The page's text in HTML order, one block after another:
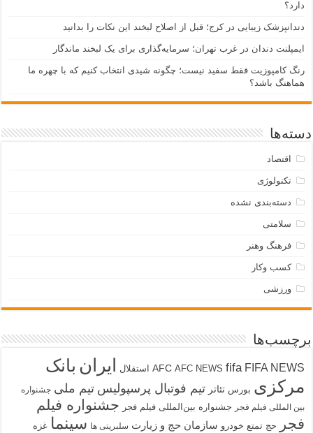
دارد؟
دندانپزشک زیبایی در کرج؛ قبل از اصلاح لبخند این نکات را بدانید
ایمپلنت دندان در غرب تهران؛ سرمایه‌گذاری برای یک لبخند ماندگار
رنگ کامپوزیت فقط سفید نیست؛ چگونه شیدی انتخاب کنیم که با چهره ما
هماهنگ باشد؟
دسته‌ها
اقتصاد
تکنولوژی
دسته‌بندی نشده
سلامتی
فرهنگ وهنر
کسب وکار
ورزشی
برچسب‌ها
AFC AFC NEWS fifa FIFA NEWS استقلال ایران بانک
مرکزی بورس تئاتر تیم فوتبال پرسپولیس تیم ملی جشنواره
بین المللی فیلم فجر جشنواره بین‌المللی فیلم فجر جشنواره فیلم
فجر
حج تمتع خودرو سازمان حج و زیارت سلبریتی ها سینما غزه